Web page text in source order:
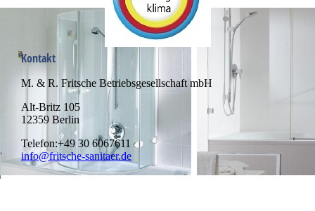
Kontakt
M. & R. Fritsche Betriebsgesellschaft mbH
Alt-Britz 105
12359 Berlin
Telefon:+49 30 6067611
info@fritsche-sanitaer.de